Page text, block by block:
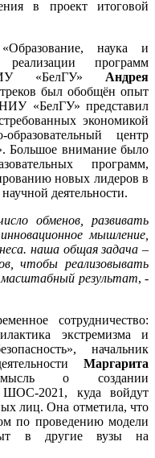
в проект итоговой
наука и
программ
НИУ «БелГУ» Андрея
был обобщён опыт
«БелГУ» представил
экономикой
центр
Большое внимание было
программ,
новых лидеров в
деятельности.
обменов, развивать
мышление,
наша общая задача –
чтобы реализовывать
результат, -
сотрудничество:
экстремизма и
начальник
Маргарита
о создании
ШОС-2021, куда войдут
лиц. Она отметила, что
по проведению модели
в другие вузы на